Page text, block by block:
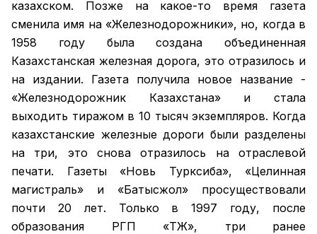
казахском. Позже на какое-то время газета
сменила имя на «Железнодорожники», но, когда в
1958 году была создана объединенная
Казахстанская железная дорога, это отразилось и
на издании. Газета получила новое название -
«Железнодорожник Казахстана» и стала
выходить тиражом в 10 тысяч экземпляров. Когда
казахстанские железные дороги были разделены
на три, это снова отразилось на отраслевой
печати. Газеты «Новь Турксиба», «Целинная
магистраль» и «Батысжол» просуществовали
почти 20 лет. Только в 1997 году, после
образования РГП «ҚТЖ», три ранее